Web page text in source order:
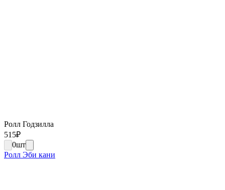
Ролл Годзилла
515₽
0шт
Ролл Эби кани